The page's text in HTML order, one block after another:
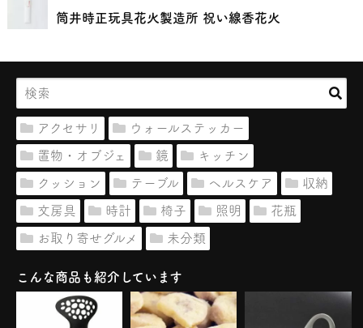
筒井時正玩具花火製造所 祝い線香花火
アクセサリ ウォールステッカー
置物・オブジェ 鏡 キッチン
クッション テーブル ヘルスケア 収納
文房具 時計 椅子 照明 花瓶
お取り寄せグルメ 未分類
こんな商品も紹介しています